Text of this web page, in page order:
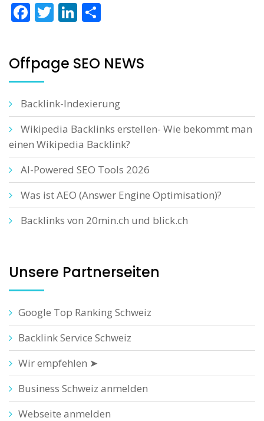
Facebook
TwitterLinkedIn
Offpage SEO NEWS
Backlink-Indexierung
Wikipedia Backlinks erstellen- Wie bekommt man
einen Wikipedia Backlink?
AI-Powered SEO Tools 2026
Was ist AEO (Answer Engine Optimisation)?
Backlinks von 20min.ch und blick.ch
Unsere Partnerseiten
Google Top Ranking Schweiz
Backlink Service Schweiz
Wir empfehlen ➤
Business Schweiz anmelden
Webseite anmelden